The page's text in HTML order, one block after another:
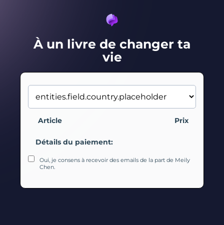
À un livre de changer ta
vie
Article Prix
Détails du paiement:
Oui, je consens à recevoir des emails de la part de Meily
Chen.